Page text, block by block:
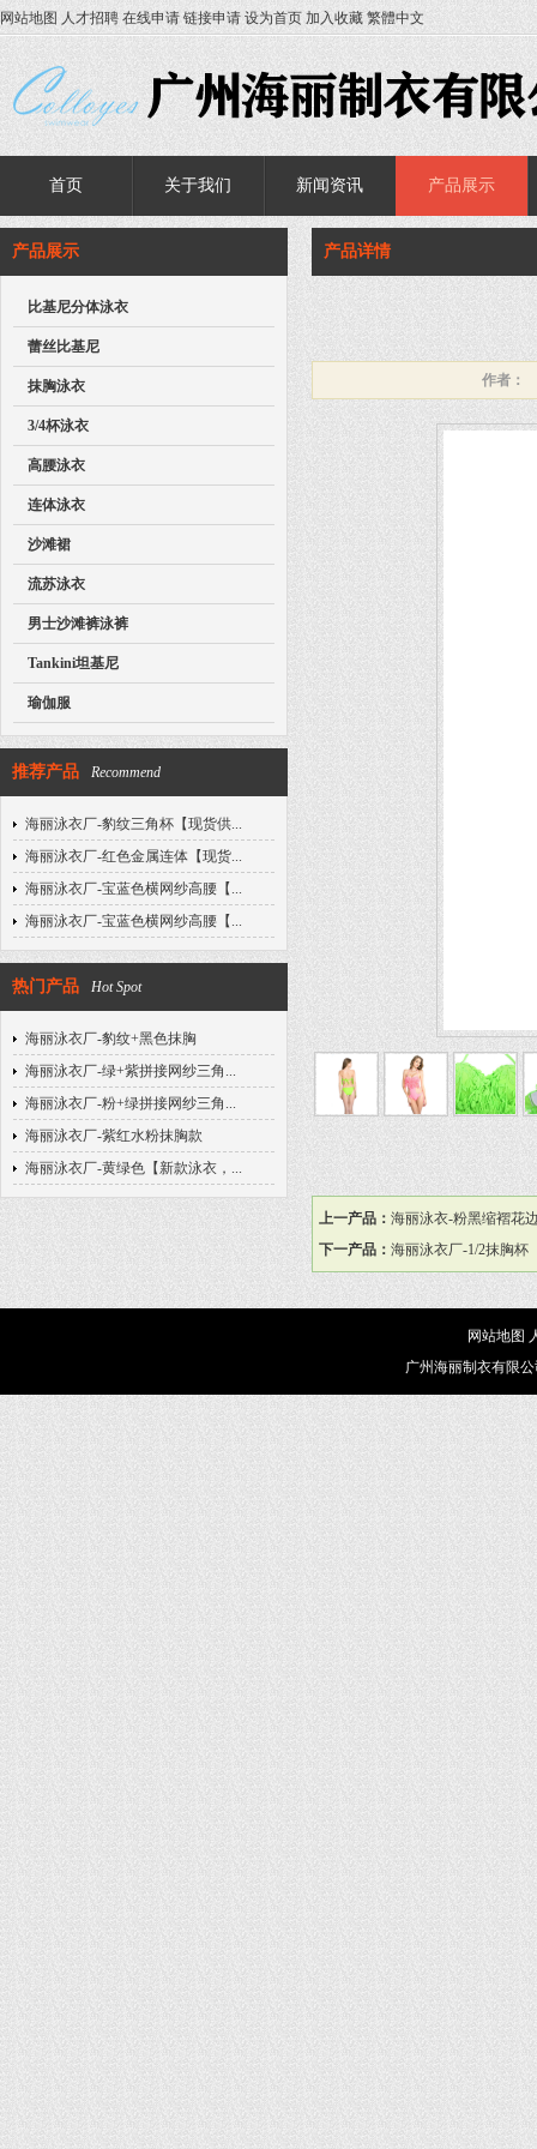
网站地图 人才招聘 在线申请 链接申请 设为首页 加入收藏 繁體中文
首页 关于我们 新闻资讯 产品展示
产品展示
比基尼分体泳衣
蕾丝比基尼
抹胸泳衣
3/4杯泳衣
高腰泳衣
连体泳衣
沙滩裙
流苏泳衣
男士沙滩裤泳裤
Tankini坦基尼
瑜伽服
推荐产品 Recommend
海丽泳衣厂-豹纹三角杯【现货供...
海丽泳衣厂-红色金属连体【现货...
海丽泳衣厂-宝蓝色横网纱高腰【...
海丽泳衣厂-宝蓝色横网纱高腰【...
热门产品 Hot Spot
海丽泳衣厂-豹纹+黑色抹胸
海丽泳衣厂-绿+紫拼接网纱三角...
海丽泳衣厂-粉+绿拼接网纱三角...
海丽泳衣厂-紫红水粉抹胸款
海丽泳衣厂-黄绿色【新款泳衣，...
产品详情
作者：
上一产品： 海丽泳衣-粉黑缩褶花
下一产品： 海丽泳衣厂-1/2抹胸杯
网站地图
广州海丽制衣有限公